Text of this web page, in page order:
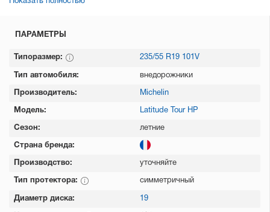
ПАРАМЕТРЫ
Типоразмер: 235/55 R19 101V
Тип автомобиля: внедорожники
Производитель: Michelin
Модель: Latitude Tour HP
Сезон: летние
Страна бренда:
Производство: уточняйте
Тип протектора: симметричный
Диаметр диска: 19